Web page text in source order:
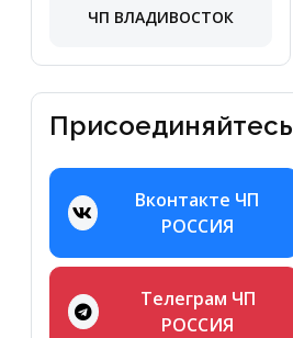
ЧП ВЛАДИВОСТОК
Присоединяйтесь
Вконтакте ЧП
РОССИЯ
Телеграм ЧП
РОССИЯ